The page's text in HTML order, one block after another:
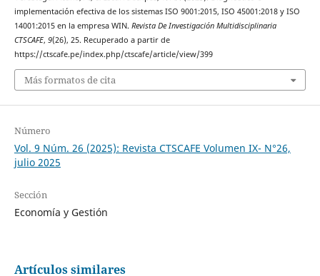
implementación efectiva de los sistemas ISO 9001:2015, ISO 45001:2018 y ISO
14001:2015 en la empresa WIN. Revista De Investigación Multidisciplinaria
CTSCAFE, 9(26), 25. Recuperado a partir de
https://ctscafe.pe/index.php/ctscafe/article/view/399
Más formatos de cita
Número
Vol. 9 Núm. 26 (2025): Revista CTSCAFE Volumen IX- N°26,
julio 2025
Sección
Economía y Gestión
Artículos similares